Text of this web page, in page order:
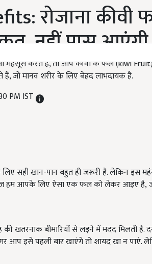
रोजाना
नहीं पास आएंगी
महसूस करते हैं, तो आप कीवी के फल (kiwi
जो मानव शरीर के लिए बेहद लाभदायक है.
PM IST
सही खान-पान बहुत ही जरूरी है. लेकिन इस
आज हम आपके लिए ऐसा एक फल को लेकर आइए है,
खतरनाक बीमारियों से लड़ने में मदद मिलती है.
आप इसे पहली बार खाएंगे तो शायद खा न पाएं.